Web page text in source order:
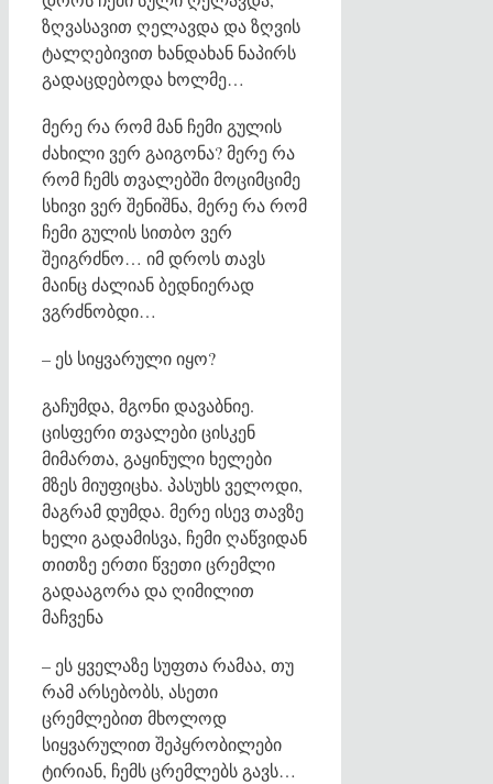
ზღვასავით ღელავდა და ზღვის
ტალღებივით ხანდახან ნაპირს
გადაცდებოდა ხოლმე…
მერე რა რომ მან ჩემი გულის
ძახილი ვერ გაიგონა? მერე რა
რომ ჩემს თვალებში მოციმციმე
სხივი ვერ შენიშნა, მერე რა რომ
ჩემი გულის სითბო ვერ
შეიგრძნო… იმ დროს თავს
მაინც ძალიან ბედნიერად
ვგრძნობდი…
– ეს სიყვარული იყო?
გაჩუმდა, მგონი დავაბნიე.
ცისფერი თვალები ცისკენ
მიმართა, გაყინული ხელები
მზეს მიუფიცხა. პასუხს ველოდი,
მაგრამ დუმდა. მერე ისევ თავზე
ხელი გადამისვა, ჩემი ღაწვიდან
თითზე ერთი წვეთი ცრემლი
გადააგორა და ღიმილით
მაჩვენა
– ეს ყველაზე სუფთა რამაა, თუ
რამ არსებობს, ასეთი
ცრემლებით მხოლოდ
სიყვარულით შეპყრობილები
ტირიან, ჩემს ცრემლებს გავს…